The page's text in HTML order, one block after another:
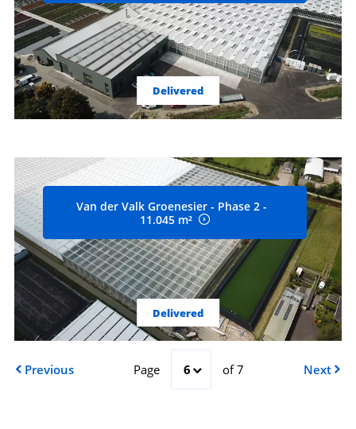
Delivered
Van der Valk Groenesier - Phase 2 -
11.045 m²
Delivered
Previous Page 6 of 7 Next